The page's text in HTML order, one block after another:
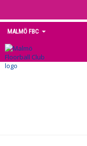
MALMÖ FBC
HEM